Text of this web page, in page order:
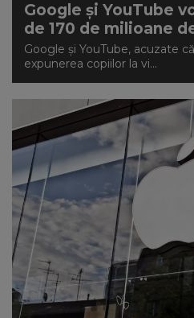
Google și YouTube
de 170 de milioane
Google și YouTube, acuzate
expunerea copiilor la vi...